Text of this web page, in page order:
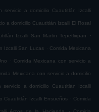
servicio a domicilio Cuautitlán Izcalli
a domicilio Cuautitlán Izcalli El Rosal
Izcalli San Martin Tepetlixpan .
Izcalli San Lucas . Comida Mexicana
. Comida Mexicana con servicio a
Mexicana con servicio a domicilio
servicio a domicilio Cuautitlán Izcalli
Cuautitlán Izcalli Ensueños . Comida
.